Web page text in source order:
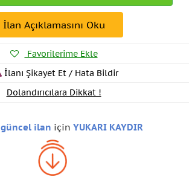
İlan Açıklamasını Oku
Favorilerime Ekle
İlanı Şikayet Et / Hata Bildir
Dolandırıcılara Dikkat !
güncel ilan için YUKARI KAYDIR